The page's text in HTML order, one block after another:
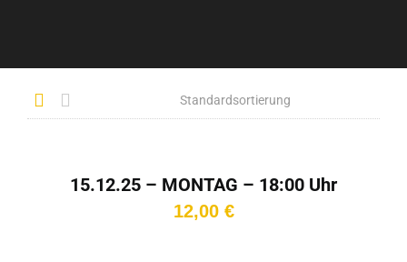
15.12.25 – MONTAG – 18:00 Uhr
12,00 €